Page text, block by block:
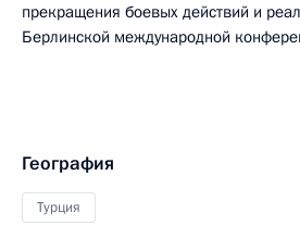
прекращения боевых действий и
Берлинской международной
География
Турция